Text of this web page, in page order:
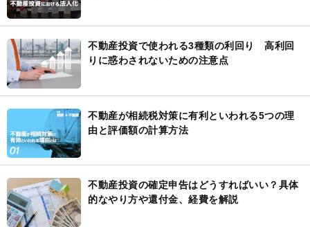
不動産投資で使われる3種類の利回り 高利回
りに惑わされないための注意点
不動産が相続税対策に有利といわれる5つの理
由と評価額の計算方法
不動産投資の確定申告はどうすればいい？具体
的なやり方や還付金、経費を解説